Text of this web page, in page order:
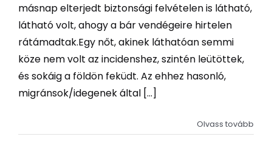
másnap elterjedt biztonsági felvételen is látható,
látható volt, ahogy a bár vendégeire hirtelen
rátámadtak.Egy nőt, akinek láthatóan semmi
köze nem volt az incidenshez, szintén leütöttek,
és sokáig a földön feküdt. Az ehhez hasonló,
migránsok/idegenek által [...]
Olvass tovább